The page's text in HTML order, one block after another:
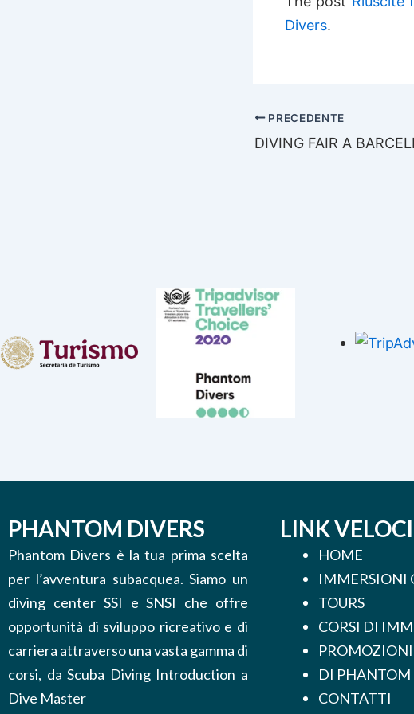
Divers.
PRECEDENTE
PHANTOM DIVERS
Phantom Divers è la tua prima scelta
per l’avventura subacquea. Siamo un
diving center SSI e SNSI che offre
opportunità di sviluppo ricreativo e di
carriera attraverso una vasta gamma di
corsi, da Scuba Diving Introduction a
Dive Master
LINK VELOCI
HOME
IMMERSIONI
TOURS
CORSI DI
PROMOZIONI
DI PHANTOM
CONTATTI